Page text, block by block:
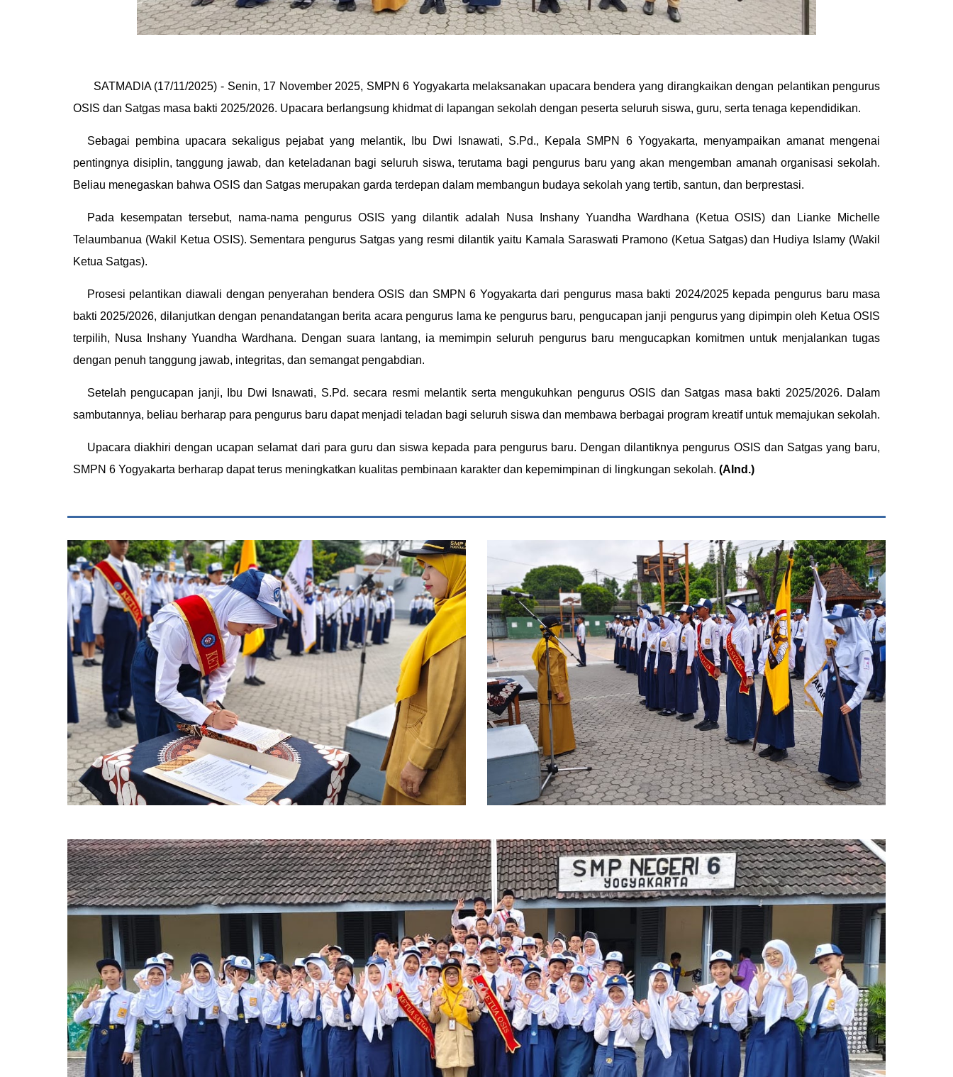
SATMADIA (17/11/2025) - Senin, 17 November 2025, SMPN 6 Yogyakarta melaksanakan upacara bendera yang dirangkaikan dengan pelantikan pengurus
OSIS dan Satgas masa bakti 2025/2026. Upacara berlangsung khidmat di lapangan sekolah dengan peserta seluruh siswa, guru, serta tenaga kependidikan.
Sebagai pembina upacara sekaligus pejabat yang melantik, Ibu Dwi Isnawati, S.Pd., Kepala SMPN 6 Yogyakarta, menyampaikan amanat mengenai
pentingnya disiplin, tanggung jawab, dan keteladanan bagi seluruh siswa, terutama bagi pengurus baru yang akan mengemban amanah organisasi sekolah.
Beliau menegaskan bahwa OSIS dan Satgas merupakan garda terdepan dalam membangun budaya sekolah yang tertib, santun, dan berprestasi.
Pada kesempatan tersebut, nama-nama pengurus OSIS yang dilantik adalah Nusa Inshany Yuandha Wardhana (Ketua OSIS) dan Lianke Michelle
Telaumbanua (Wakil Ketua OSIS). Sementara pengurus Satgas yang resmi dilantik yaitu Kamala Saraswati Pramono (Ketua Satgas) dan Hudiya Islamy (Wakil
Ketua Satgas).
Prosesi pelantikan diawali dengan penyerahan bendera OSIS dan SMPN 6 Yogyakarta dari pengurus masa bakti 2024/2025 kepada pengurus baru masa
bakti 2025/2026, dilanjutkan dengan penandatangan berita acara pengurus lama ke pengurus baru, pengucapan janji pengurus yang dipimpin oleh Ketua OSIS
terpilih, Nusa Inshany Yuandha Wardhana. Dengan suara lantang, ia memimpin seluruh pengurus baru mengucapkan komitmen untuk menjalankan tugas
dengan penuh tanggung jawab, integritas, dan semangat pengabdian.
Setelah pengucapan janji, Ibu Dwi Isnawati, S.Pd. secara resmi melantik serta mengukuhkan pengurus OSIS dan Satgas masa bakti 2025/2026. Dalam
sambutannya, beliau berharap para pengurus baru dapat menjadi teladan bagi seluruh siswa dan membawa berbagai program kreatif untuk memajukan sekolah.
Upacara diakhiri dengan ucapan selamat dari para guru dan siswa kepada para pengurus baru. Dengan dilantiknya pengurus OSIS dan Satgas yang baru,
SMPN 6 Yogyakarta berharap dapat terus meningkatkan kualitas pembinaan karakter dan kepemimpinan di lingkungan sekolah. (AInd.)